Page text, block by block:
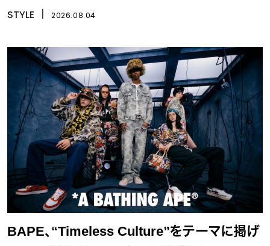
STYLE 2026.08.04
BAPE、“Timeless Culture”をテーマに掲げ